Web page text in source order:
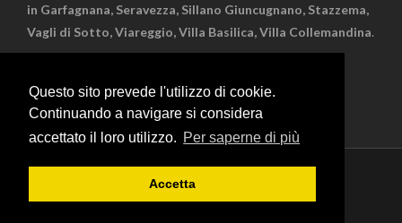
Questo sito prevede l'utilizzo di cookie.
Continuando a navigare si considera
accettato il loro utilizzo. Per saperne di più
Accetta
in Garfagnana, Seravezza, Sillano Giuncugnano, Stazzema,
Vagli di Sotto, Viareggio, Villa Basilica, Villa Collemandina.
Cookie policy